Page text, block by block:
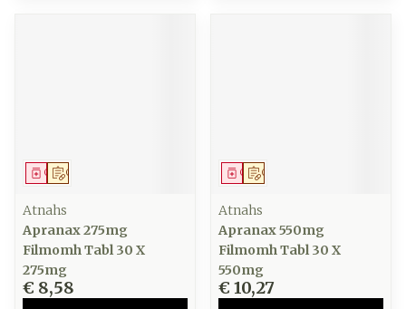
Op voorschrift
Geneesmiddel
Atnahs
Apranax 275mg
Filmomh Tabl 30 X
275mg
€ 8,58
Op voorschrift
Geneesmiddel
Atnahs
Apranax 550mg
Filmomh Tabl 30 X
550mg
€ 10,27